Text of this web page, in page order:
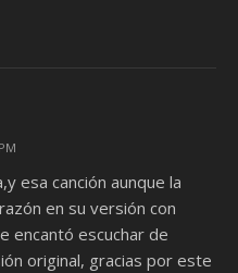
esa canción aunque la
en su versión con
encantó escuchar de
original, gracias por este